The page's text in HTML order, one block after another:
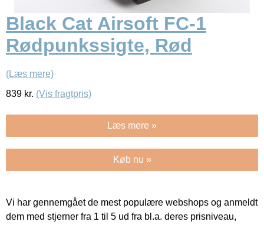
Black Cat Airsoft FC-1
Rødpunkssigte, Rød
(Læs mere)
839 kr. (Vis fragtpris)
Læs mere »
Køb nu »
Vi har gennemgået de mest populære webshops og anmeldt
dem med stjerner fra 1 til 5 ud fra bl.a. deres prisniveau,